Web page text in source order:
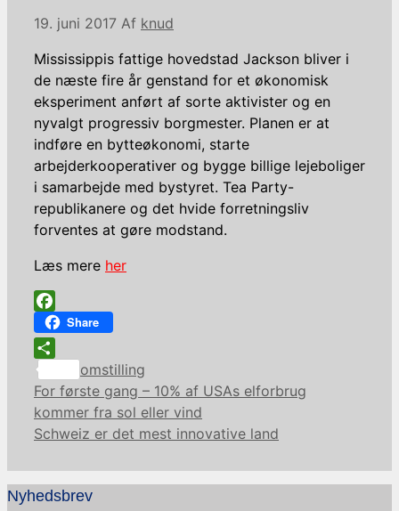
19. juni 2017 Af knud
Mississippis fattige hovedstad Jackson bliver i
de næste fire år genstand for et økonomisk
eksperiment anført af sorte aktivister og en
nyvalgt progressiv borgmester. Planen er at
indføre en bytteøkonomi, starte
arbejderkooperativer og bygge billige lejeboliger
i samarbejde med bystyret. Tea Party-
republikanere og det hvide forretningsliv
forventes at gøre modstand.
Læs mere her
Facebook
Share
Share
Kategorier
omstilling
For første gang – 10% af USAs elforbrug
kommer fra sol eller vind
Schweiz er det mest innovative land
Nyhedsbrev